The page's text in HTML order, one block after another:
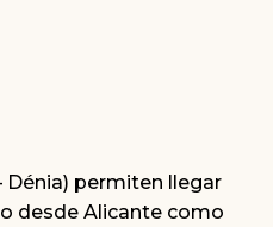
Dénia) permiten llegar
desde Alicante como